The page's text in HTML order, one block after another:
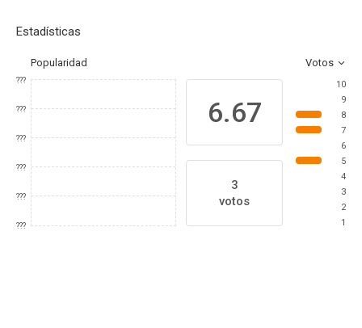
Estadísticas
Popularidad Votos
???
???
???
???
???
???
6.67
3
votos
10
9
8
7
6
5
4
3
2
1